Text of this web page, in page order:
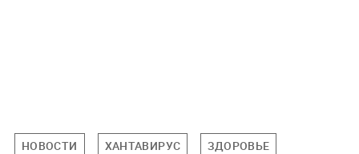
НОВОСТИ ХАНТАВИРУС ЗДОРОВЬЕ